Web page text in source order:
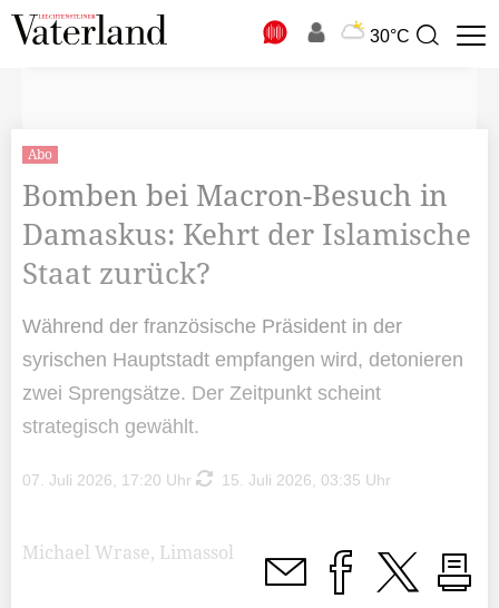
30°C
Suchbegriff
Abo
Bomben bei Macron-Besuch in
Damaskus: Kehrt der Islamische
Staat zurück?
Während der französische Präsident in der
syrischen Hauptstadt empfangen wird, detonieren
zwei Sprengsätze. Der Zeitpunkt scheint
strategisch gewählt.
07. Juli 2026, 17:20 Uhr 15. Juli 2026, 03:35 Uhr
Michael Wrase, Limassol